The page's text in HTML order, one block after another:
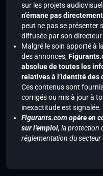
sur les projets
n’émane pas
peut ne pas se présenter
diffusée par son
Malgré le soin apporté à
des annonces,
absolue de toutes les
relatives à l’identité des
Ces contenus sont
corrigés ou mis à jour à
inexactitude est signalée.
Figurants.com opère en
sur l’emploi, la protection
réglementation du secteur